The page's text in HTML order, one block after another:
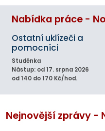
Nabídka práce -
Ostatní uklízeči a
pomocníci
Studénka
Nástup: od 17. srpna 2026
od 140 do 170 Kč/hod.
Nejnovější zprávy -